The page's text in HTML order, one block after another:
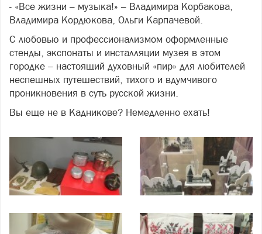
- «Все жизни – музыка!» – Владимира Корбакова,
Владимира Кордюкова, Ольги Карпачевой.
С любовью и профессионализмом оформленные
стенды, экспонаты и инсталляции музея в этом
городке – настоящий духовный «пир» для любителей
неспешных путешествий, тихого и вдумчивого
проникновения в суть русской жизни.
Вы еще не в Кадникове? Немедленно ехать!